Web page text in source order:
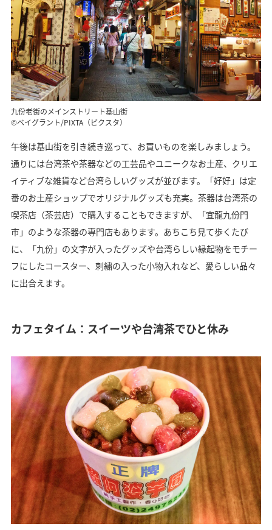
九份老街のメインストリート基山街
©ベイグラント/PIXTA（ピクスタ）
午後は基山街を引き続き巡って、お買いものを楽しみましょう。
通りには台湾茶や茶器などの工芸品やユニークなお土産、クリエ
イティブな雑貨など台湾らしいグッズが並びます。「好好」は定
番のお土産ショップでオリジナルグッズも充実。茶器は台湾茶の
喫茶店（茶芸店）で購入することもできますが、「宜龍九份門
市」のような茶器の専門店もあります。あちこち見て歩くたび
に、「九份」の文字が入ったグッズや台湾らしい縁起物をモチー
フにしたコースター、刺繍の入った小物入れなど、愛らしい品々
に出合えます。
カフェタイム：スイーツや台湾茶でひと休み